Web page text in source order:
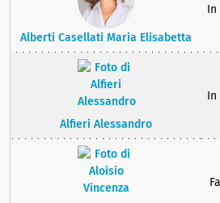
Alberti Casellati Maria Elisabetta
In
Alfieri Alessandro
In